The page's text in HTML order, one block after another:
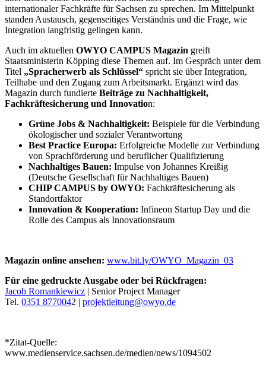
internationaler Fachkräfte für Sachsen zu sprechen. Im Mittelpunkt
standen Austausch, gegenseitiges Verständnis und die Frage, wie
Integration langfristig gelingen kann.
Auch im aktuellen OWYO CAMPUS Magazin greift
Staatsministerin Köpping diese Themen auf. Im Gespräch unter dem
Titel „Spracherwerb als Schlüssel“ spricht sie über Integration,
Teilhabe und den Zugang zum Arbeitsmarkt. Ergänzt wird das
Magazin durch fundierte Beiträge zu Nachhaltigkeit,
Fachkräftesicherung und Innovation:
Grüne Jobs & Nachhaltigkeit: Beispiele für die Verbindung
ökologischer und sozialer Verantwortung
Best Practice Europa: Erfolgreiche Modelle zur Verbindung
von Sprachförderung und beruflicher Qualifizierung
Nachhaltiges Bauen: Impulse von Johannes Kreißig
(Deutsche Gesellschaft für Nachhaltiges Bauen)
CHIP CAMPUS by OWYO: Fachkräftesicherung als
Standortfaktor
Innovation & Kooperation: Infineon Startup Day und die
Rolle des Campus als Innovationsraum
Magazin online ansehen: www.bit.ly/OWYO_Magazin_03
Für eine gedruckte Ausgabe oder bei Rückfragen:
Jacob Romankiewicz | Senior Project Manager
Tel. 0351 8770042 | projektleitung@owyo.de
*Zitat-Quelle:
www.medienservice.sachsen.de/medien/news/1094502